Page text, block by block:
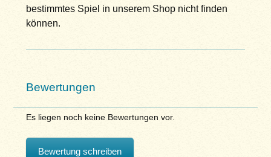
bestimmtes Spiel in unserem Shop nicht finden
können.
Bewertungen
Es liegen noch keine Bewertungen vor.
Bewertung schreiben